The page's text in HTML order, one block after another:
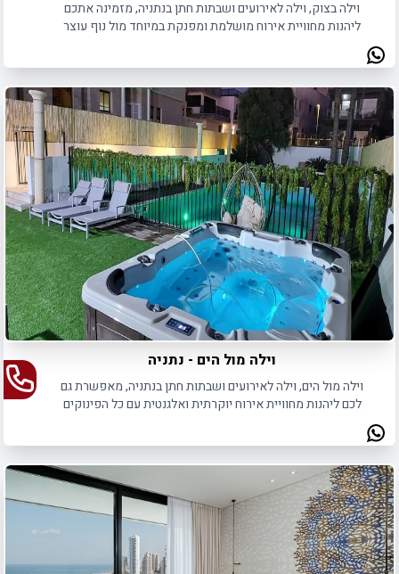
וילה בצוק, וילה לאירועים ושבתות חתן בנתניה, מזמינה אתכם
ליהנות מחוויית אירוח מושלמת ומפנקת במיוחד מול נוף עוצר
וילה מול הים - נתניה
וילה מול הים, וילה לאירועים ושבתות חתן בנתניה, מאפשרת גם
לכם ליהנות מחוויית אירוח יוקרתית ואלגנטית עם כל הפינוקים